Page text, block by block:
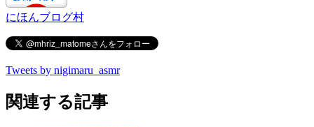
にほんブログ村
Tweets by nigimaru_asmr
関連する記事